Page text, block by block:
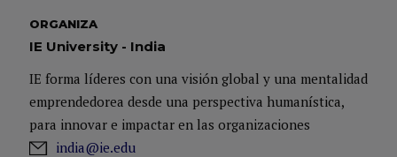
ORGANIZA
IE University - India
IE forma líderes con una visión global y una mentalidad
emprendedorea desde una perspectiva humanística,
para innovar e impactar en las organizaciones
india@ie.edu